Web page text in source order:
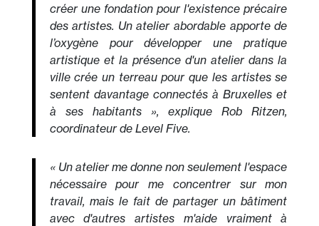
créer une fondation pour l'existence précaire
des artistes. Un atelier abordable apporte de
l’oxygène pour développer une pratique
artistique et la présence d'un atelier dans la
ville crée un terreau pour que les artistes se
sentent davantage connectés à Bruxelles et
à ses habitants », explique Rob Ritzen,
coordinateur de Level Five.
« Un atelier me donne non seulement l'espace
nécessaire pour me concentrer sur mon
travail, mais le fait de partager un bâtiment
avec d'autres artistes m'aide vraiment à